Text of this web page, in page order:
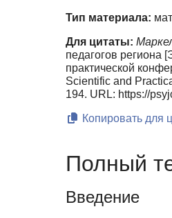
Тип материала:
Для цитаты:
педагогов региона
практической
Scientific and
194. URL: https://
Копировать для
Полный
Введение